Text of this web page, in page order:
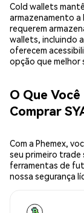
Cold wallets
armazenamento a
requerem
wallets, incluindo
oferecem
opção que melhor
O Que
Comprar
Com a Phemex,
seu primeiro
ferramentas de
nossa segurança